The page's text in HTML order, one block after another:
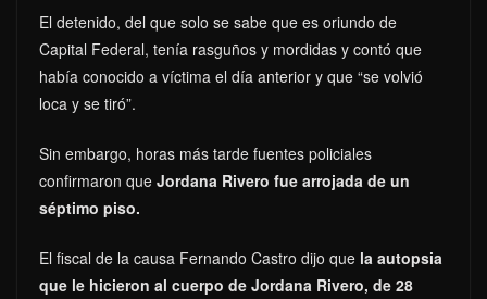
El detenido, del que solo se sabe que es oriundo de
Capital Federal, tenía rasguños y mordidas y contó que
había conocido a víctima el día anterior y que “se volvió
loca y se tiró”.
Sin embargo, horas más tarde fuentes policiales
confirmaron que Jordana Rivero fue arrojada de un
séptimo piso.
El fiscal de la causa Fernando Castro dijo que la autopsia
que le hicieron al cuerpo de Jordana Rivero, de 28